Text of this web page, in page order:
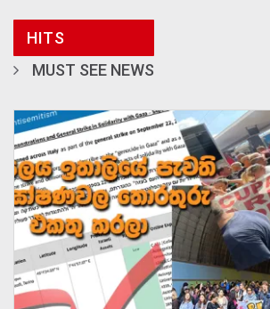
HITS
MUST SEE NEWS